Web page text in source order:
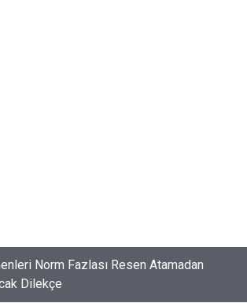
Norm Fazlası Resen Atamadan
Dilekçe